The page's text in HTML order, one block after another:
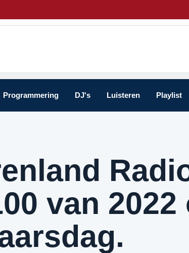
Programmering DJ's Luisteren Playlist
van 2022